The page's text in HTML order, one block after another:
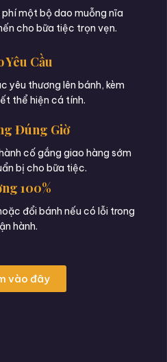
phí một bộ dao muỗng nĩa
cho bữa tiệc trọn vẹn.
Yêu Cầu
yêu thương lên bánh, kèm
thể hiện cá tính.
Đúng Giờ
cố gắng giao hàng sớm
bị cho bữa tiệc.
100%
đổi bánh nếu có lỗi trong
hành.
vào đây